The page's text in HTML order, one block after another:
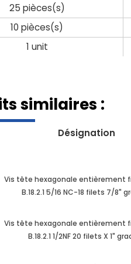
25 pièces(s)
10 pièces(s)
1 unit
similaires :
Désignation
Vis tête hexagonale entièrement
B.18.2.1 5/16 NC-18 filets 7/8"
Vis tête hexagonale entièrement
B.18.2.1 1/2NF 20 filets X 1"